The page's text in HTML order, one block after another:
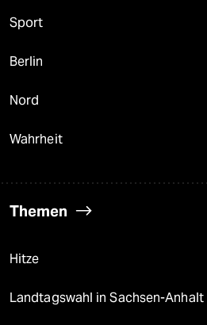
Sport
Berlin
Nord
Wahrheit
Themen
Hitze
Landtagswahl in Sachsen-Anhalt